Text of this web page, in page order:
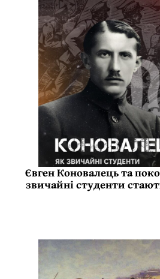
Євген Коновалець та
звичайні студенти